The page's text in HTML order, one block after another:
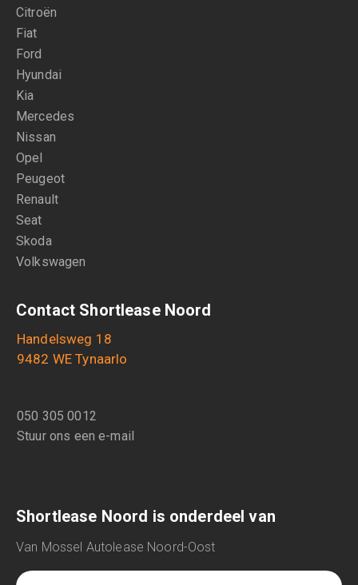
Citroën
Fiat
Ford
Hyundai
Kia
Mercedes
Nissan
Opel
Peugeot
Renault
Seat
Skoda
Volkswagen
Contact Shortlease Noord
Handelsweg 18
9482 WE Tynaarlo
050 305 0012
Stuur ons een e-mail
Shortlease Noord is onderdeel van
Van Mossel Autolease Noord-Oost